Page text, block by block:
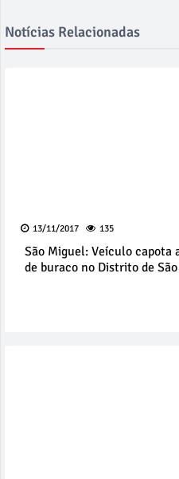
Notícias Relacionadas
13/11/2017 135
São Miguel: Veículo capota
de buraco no Distrito de